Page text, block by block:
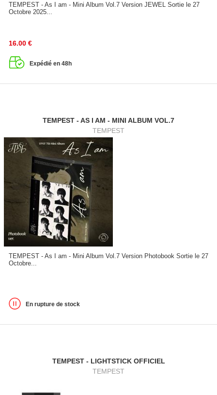
TEMPEST - As I am - Mini Album Vol.7 Version JEWEL Sortie le 27
Octobre 2025...
16.00 €
Expédié en 48h
TEMPEST - AS I AM - MINI ALBUM VOL.7
TEMPEST
TEMPEST - As I am - Mini Album Vol.7 Version Photobook Sortie le 27
Octobre...
En rupture de stock
TEMPEST - LIGHTSTICK OFFICIEL
TEMPEST